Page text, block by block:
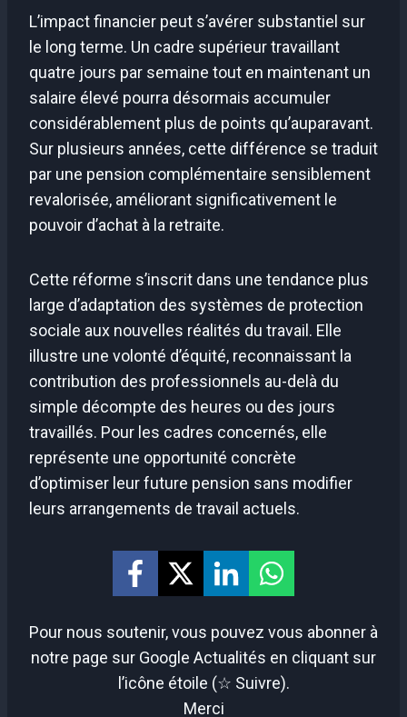
L’impact financier peut s’avérer substantiel sur
le long terme. Un cadre supérieur travaillant
quatre jours par semaine tout en maintenant un
salaire élevé pourra désormais accumuler
considérablement plus de points qu’auparavant.
Sur plusieurs années, cette différence se traduit
par une pension complémentaire sensiblement
revalorisée, améliorant significativement le
pouvoir d’achat à la retraite.
Cette réforme s’inscrit dans une tendance plus
large d’adaptation des systèmes de protection
sociale aux nouvelles réalités du travail. Elle
illustre une volonté d’équité, reconnaissant la
contribution des professionnels au-delà du
simple décompte des heures ou des jours
travaillés. Pour les cadres concernés, elle
représente une opportunité concrète
d’optimiser leur future pension sans modifier
leurs arrangements de travail actuels.
Pour nous soutenir, vous pouvez vous abonner à
notre page sur Google Actualités en cliquant sur
l’icône étoile (☆ Suivre).
Merci